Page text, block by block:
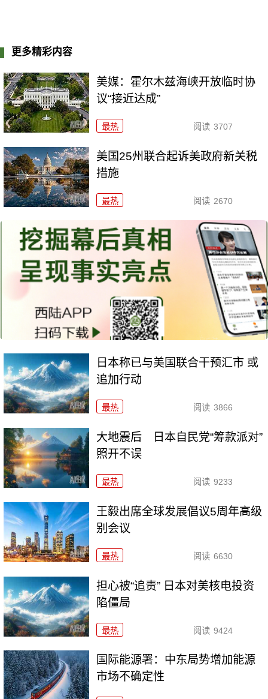
更多精彩内容
美媒：霍尔木兹海峡开放临时协
议“接近达成”
最热 阅读 3707
美国25州联合起诉美政府新关税
措施
最热 阅读 2670
日本称已与美国联合干预汇市 或
追加行动
最热 阅读 3866
大地震后 日本自民党“筹款派对”
照开不误
最热 阅读 9233
王毅出席全球发展倡议5周年高级
别会议
最热 阅读 6630
担心被“追责” 日本对美核电投资
陷僵局
最热 阅读 9424
国际能源署：中东局势增加能源
市场不确定性